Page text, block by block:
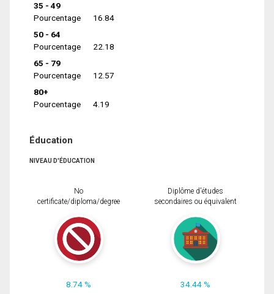
35 - 49
Pourcentage
16.84
50 - 64
Pourcentage
22.18
65 - 79
Pourcentage
12.57
80+
Pourcentage
4.19
Éducation
NIVEAU D'ÉDUCATION
No
certificate/diploma/degree
8.74 %
Diplôme d'études
secondaires ou équivalent
34.44 %